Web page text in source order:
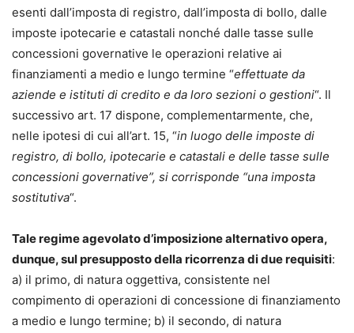
esenti dall’imposta di registro, dall’imposta di bollo, dalle
imposte ipotecarie e catastali nonché dalle tasse sulle
concessioni governative le operazioni relative ai
finanziamenti a medio e lungo termine “effettuate da
aziende e istituti di credito e da loro sezioni o gestioni“. Il
successivo art. 17 dispone, complementarmente, che,
nelle ipotesi di cui all’art. 15, “in luogo delle imposte di
registro, di bollo, ipotecarie e catastali e delle tasse sulle
concessioni governative”, si corrisponde “una imposta
sostitutiva“.
Tale regime agevolato d’imposizione alternativo opera,
dunque, sul presupposto della ricorrenza di due requisiti:
a) il primo, di natura oggettiva, consistente nel
compimento di operazioni di concessione di finanziamento
a medio e lungo termine; b) il secondo, di natura